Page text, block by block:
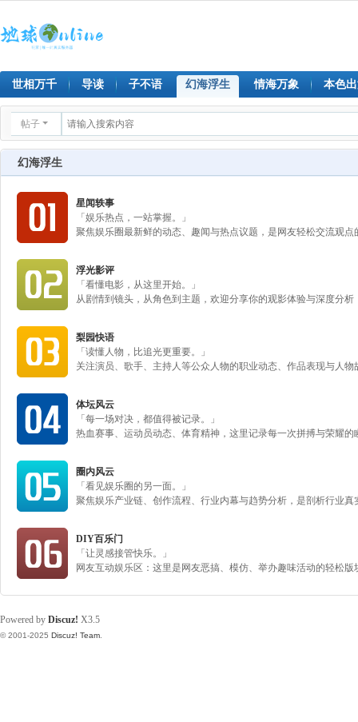
世相万千 导读 子不语 幻海浮生 情海万象 本色
帖子
幻海浮生
星闻轶事
「娱乐热点，一站掌握。」
聚焦娱乐圈最新鲜的动态、趣闻与热点议题，是网友轻松交流观点
浮光影评
「看懂电影，从这里开始。」
从剧情到镜头，从角色到主题，欢迎分享你的观影体验与深度分
梨园快语
「读懂人物，比追光更重要。」
关注演员、歌手、主持人等公众人物的职业动态、作品表现与人
体坛风云
「每一场对决，都值得被记录。」
热血赛事、运动员动态、体育精神，这里记录每一次拼搏与荣耀的
圈内风云
「看见娱乐圈的另一面。」
聚焦娱乐产业链、创作流程、行业内幕与趋势分析，是剖析行业真
DIY百乐门
「让灵感接管快乐。」
网友互动娱乐区：这里是网友恶搞、模仿、举办趣味活动的轻松版
Powered by Discuz! X3.5
© 2001-2025 Discuz! Team